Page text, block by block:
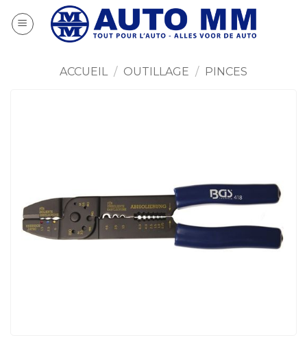
au
ACCUEIL / OUTILLAGE / PINCES